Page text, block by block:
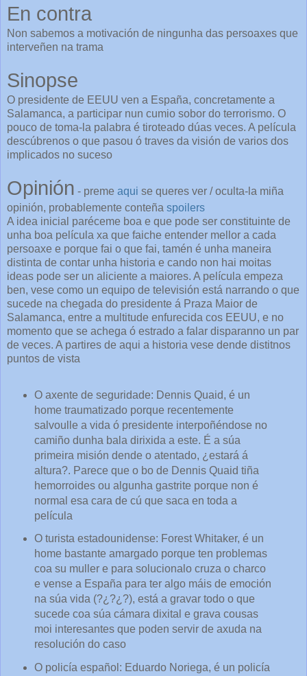
En contra
Non sabemos a motivación de ningunha das persoaxes que
interveñen na trama
Sinopse
O presidente de EEUU ven a España, concretamente a
Salamanca, a participar nun cumio sobor do terrorismo. O
pouco de toma-la palabra é tiroteado dúas veces. A película
descúbrenos o que pasou ó traves da visión de varios dos
implicados no suceso
Opinión - preme aqui se queres ver / oculta-la miña
opinión, probablemente conteña spoilers
A idea inicial paréceme boa e que pode ser constituinte de
unha boa película xa que faiche entender mellor a cada
persoaxe e porque fai o que fai, tamén é unha maneira
distinta de contar unha historia e cando non hai moitas
ideas pode ser un aliciente a maiores. A película empeza
ben, vese como un equipo de televisión está narrando o que
sucede na chegada do presidente á Praza Maior de
Salamanca, entre a multitude enfurecida cos EEUU, e no
momento que se achega ó estrado a falar disparanno un par
de veces. A partires de aqui a historia vese dende distitnos
puntos de vista
O axente de seguridade: Dennis Quaid, é un
home traumatizado porque recentemente
salvoulle a vida ó presidente interpoñéndose no
camiño dunha bala dirixida a este. É a súa
primeira misión dende o atentado, ¿estará á
altura?. Parece que o bo de Dennis Quaid tiña
hemorroides ou algunha gastrite porque non é
normal esa cara de cú que saca en toda a
película
O turista estadounidense: Forest Whitaker, é un
home bastante amargado porque ten problemas
coa su muller e para solucionalo cruza o charco
e vense a España para ter algo máis de emoción
na súa vida (?¿?¿?), está a gravar todo o que
sucede coa súa cámara dixital e grava cousas
moi interesantes que poden servir de axuda na
resolución do caso
O policía español: Eduardo Noriega, é un policía